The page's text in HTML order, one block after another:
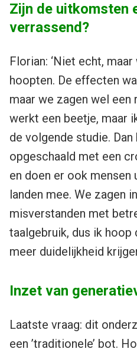
Zijn de uitkomsten
verrassend?
Florian: ‘Niet echt,
hoopten. De effecten
maar we zagen wel een
werkt een beetje, maar
de volgende studie. Dan
opgeschaald met een
en doen er ook mensen
landen mee. We zagen
misverstanden met
taalgebruik, dus ik hoop
meer duidelijkheid
Inzet van
Laatste vraag: dit
een ’traditionele’ bot.